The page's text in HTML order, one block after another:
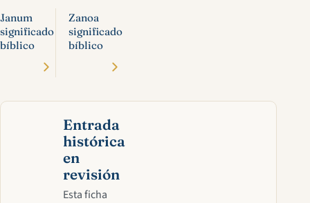
Janum
significado
bíblico
Zanoa
significado
bíblico
Entrada
histórica
en
revisión
Esta ficha